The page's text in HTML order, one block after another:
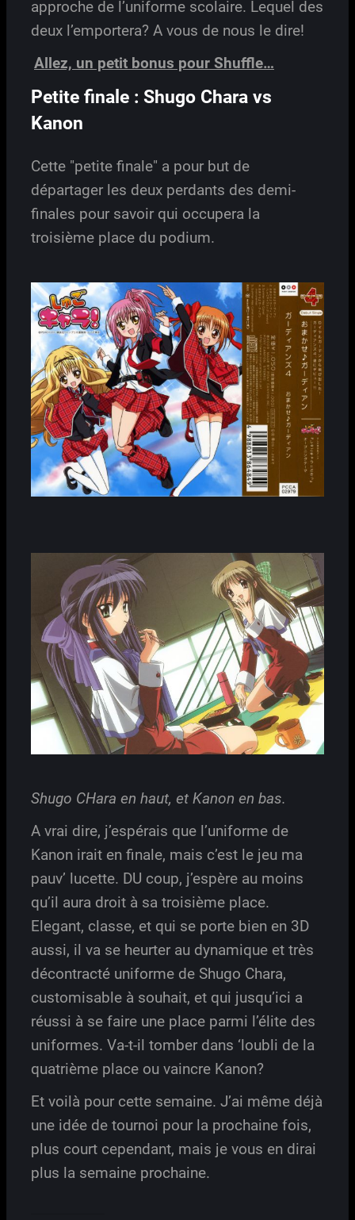
approche de l’uniforme scolaire. Lequel des
deux l’emportera? A vous de nous le dire!
Allez, un petit bonus pour Shuffle…
Petite finale : Shugo Chara vs
Kanon
Cette "petite finale" a pour but de
départager les deux perdants des demi-
finales pour savoir qui occupera la
troisième place du podium.
Shugo CHara en haut, et Kanon en bas.
A vrai dire, j’espérais que l’uniforme de
Kanon irait en finale, mais c’est le jeu ma
pauv’ lucette. DU coup, j’espère au moins
qu’il aura droit à sa troisième place.
Elegant, classe, et qui se porte bien en 3D
aussi, il va se heurter au dynamique et très
décontracté uniforme de Shugo Chara,
customisable à souhait, et qui jusqu’ici a
réussi à se faire une place parmi l’élite des
uniformes. Va-t-il tomber dans ‘loubli de la
quatrième place ou vaincre Kanon?
Et voilà pour cette semaine. J’ai même déjà
une idée de tournoi pour la prochaine fois,
plus court cependant, mais je vous en dirai
plus la semaine prochaine.